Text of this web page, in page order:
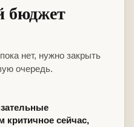
бюджет
нет, нужно закрыть
очередь.
критичное сейчас,